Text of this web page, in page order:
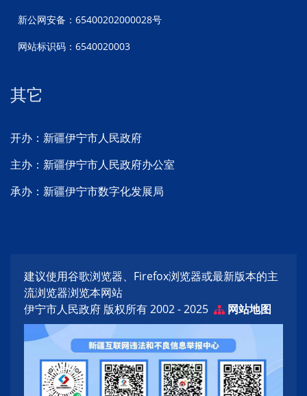
新公网安备：65400202000028号
网站标识码：6540020003
其它
开办：新疆伊宁市人民政府
主办：新疆伊宁市人民政府办公室
承办：新疆伊宁市数字化发展局
建议使用谷歌浏览器、Firefox浏览器或最新版本的主
流浏览器浏览本网站
伊宁市人民政府 版权所有 2002 - 2025
网站地图